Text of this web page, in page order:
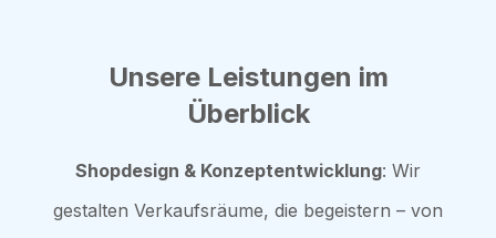
Unsere Leistungen im
Überblick
Shopdesign & Konzeptentwicklung: Wir
gestalten Verkaufsräume, die begeistern – von